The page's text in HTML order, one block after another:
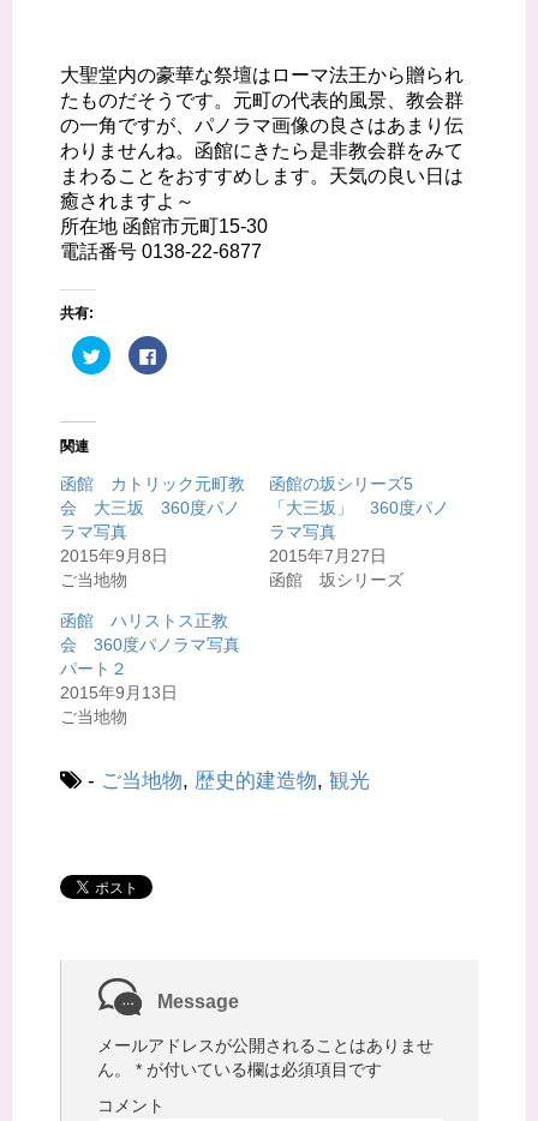
大聖堂内の豪華な祭壇はローマ法王から贈られ
たものだそうです。元町の代表的風景、教会群
の一角ですが、パノラマ画像の良さはあまり伝
わりませんね。函館にきたら是非教会群をみて
まわることをおすすめします。天気の良い日は
癒されますよ～
所在地 函館市元町15-30
電話番号 0138-22-6877
共有:
ク
リ
t
e
r
で
共
有
(
い
ウ
ィ
ン
ド
ウ
で
開
)
F
a
共
有
す
は
ク
ク
し
て
く
さ
い
ウ
ィ
関連
函館 カトリック元町教
会 大三坂 360度パノ
ラマ写真
2015年9月8日
ご当地物
函館の坂シリーズ5
「大三坂」 360度パノ
ラマ写真
2015年7月27日
函館 坂シリーズ
函館 ハリストス正教
会 360度パノラマ写真
パート２
2015年9月13日
ご当地物
- ご当地物, 歴史的建造物, 観光
Message
メールアドレスが公開されることはありませ
ん。
* が付いている欄は必須項目です
コメント